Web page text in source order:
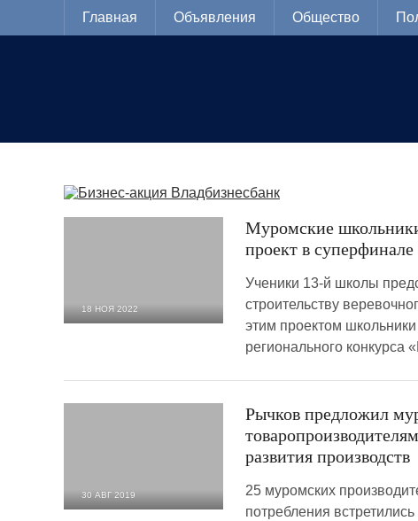
Главная Объявления Общество
18 НОЯ 2022
Муромские
проект в суперфинале
Ученики 13-й школы
строительству
этим проектом
регионального конкурса
30 АВГ 2019
Рычков предложил
развития производств
25 муромских
потребления